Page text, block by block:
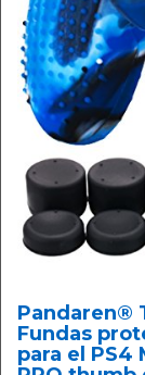
Pandaren®
Fundas
para el PS4